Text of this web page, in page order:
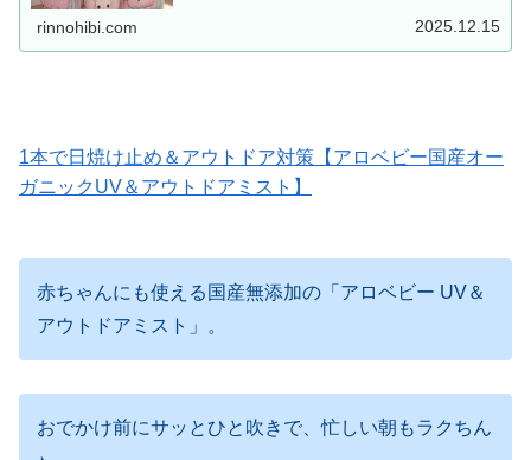
rinnohibi.com 2025.12.15
1本で日焼け止め＆アウトドア対策【アロベビー国産オー
ガニックUV＆アウトドアミスト】
赤ちゃんにも使える国産無添加の「アロベビー UV＆
アウトドアミスト」。
おでかけ前にサッとひと吹きで、忙しい朝もラクちん